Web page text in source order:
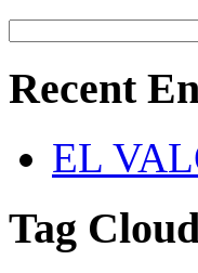
Recent
EL
Tag